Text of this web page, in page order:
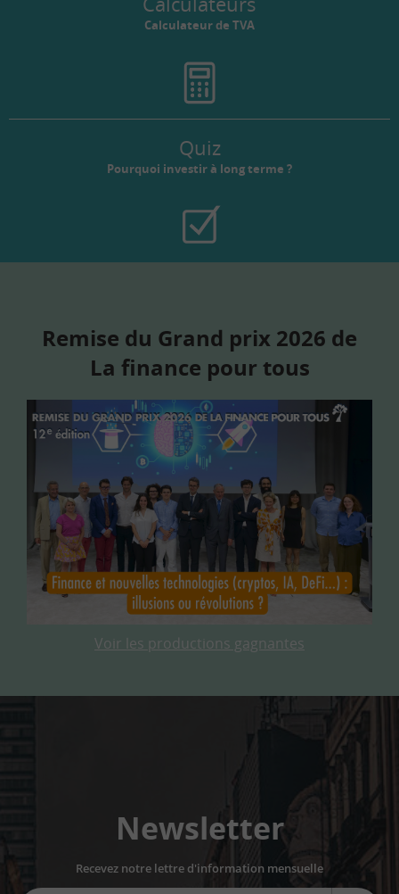
Calculateur de TVA
Quiz
Pourquoi investir à long terme ?
Remise du Grand prix 2026 de
La finance pour tous
Voir les productions gagnantes
Newsletter
Recevez notre lettre d'information mensuelle